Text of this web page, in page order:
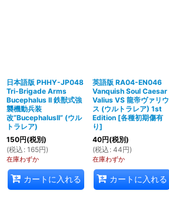
日本語版 PHHY-JP048
Tri-Brigade Arms
Bucephalus II 鉄獣式強
襲機動兵装
改“BucephalusII” (ウル
トラレア)
150円(税別)
(税込 : 165円)
在庫わずか
カートに入れる
英語版 RA04-EN046
Vanquish Soul Caesar
Valius VS 龍帝ヴァリウ
ス (ウルトラレア) 1st
Edition [各種初期傷有
り]
40円(税別)
(税込 : 44円)
在庫わずか
カートに入れる